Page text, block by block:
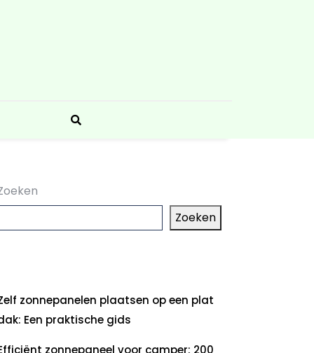
Zoeken
zonnepanelen plaatsen op een plat
Een praktische gids
zonnepaneel voor camper: 200